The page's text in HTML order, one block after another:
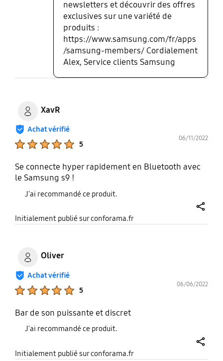
newsletters et découvrir des offres
exclusives sur une variété de
produits :
https://www.samsung.com/fr/apps
/samsung-members/ Cordialement
Alex, Service clients Samsung
XavR
Achat vérifié
5
06/11/2022
Se connecte hyper rapidement en Bluetooth avec
le Samsung s9 !
J'ai recommandé ce produit.
Initialement publié sur conforama.fr
Oliver
Achat vérifié
5
06/06/2022
Bar de son puissante et discret
J'ai recommandé ce produit.
Initialement publié sur conforama.fr